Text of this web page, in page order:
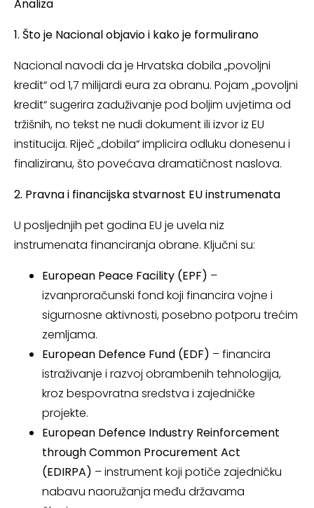
Analiza
1. Što je Nacional objavio i kako je formulirano
Nacional navodi da je Hrvatska dobila „povoljni
kredit“ od 1,7 milijardi eura za obranu. Pojam „povoljni
kredit“ sugerira zaduživanje pod boljim uvjetima od
tržišnih, no tekst ne nudi dokument ili izvor iz EU
institucija. Riječ „dobila“ implicira odluku donesenu i
finaliziranu, što povećava dramatičnost naslova.
2. Pravna i financijska stvarnost EU instrumenata
U posljednjih pet godina EU je uvela niz
instrumenata financiranja obrane. Ključni su:
European Peace Facility (EPF) –
izvanproračunski fond koji financira vojne i
sigurnosne aktivnosti, posebno potporu trećim
zemljama.
European Defence Fund (EDF) – financira
istraživanje i razvoj obrambenih tehnologija,
kroz bespovratna sredstva i zajedničke
projekte.
European Defence Industry Reinforcement
through Common Procurement Act
(EDIRPA) – instrument koji potiče zajedničku
nabavu naoružanja među državama